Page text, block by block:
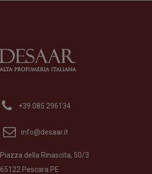
+39 085 296134
info@desaar.it
Piazza della Rinascita, 50/3
65122 Pescara PE